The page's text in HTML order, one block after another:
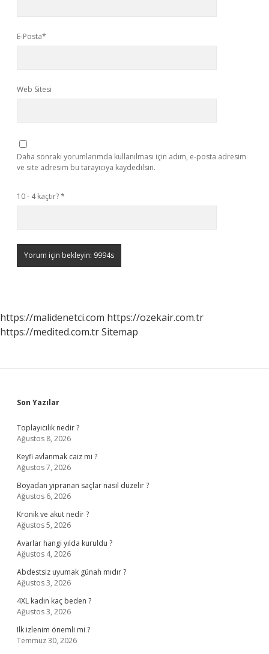
E-Posta*
Web Sitesi
Daha sonraki yorumlarımda kullanılması için adım, e-posta adresim
ve site adresim bu tarayıcıya kaydedilsin.
10 - 4 kaçtır?*
https://malidenetci.com https://ozekair.com.tr
https://medited.com.trSitemap
Sidebar
Son Yazılar
Toplayıcılık nedir ?
Ağustos 8, 2026
Keyfi avlanmak caiz mi ?
Ağustos 7, 2026
Boyadan yipranan saçlar nasıl düzelir ?
Ağustos 6, 2026
Kronik ve akut nedir ?
Ağustos 5, 2026
Avarlar hangi yılda kuruldu ?
Ağustos 4, 2026
Abdestsiz uyumak günah mıdır ?
Ağustos 3, 2026
4XL kadın kaç beden ?
Ağustos 3, 2026
Ilk izlenim önemli mi ?
Temmuz 30, 2026